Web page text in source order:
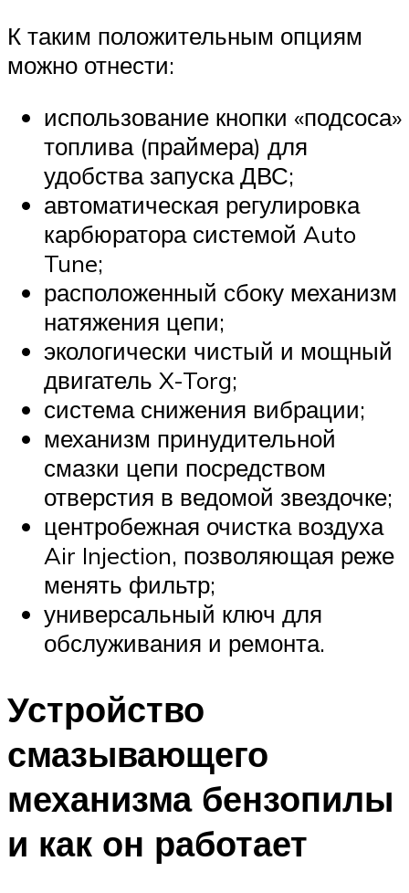
К таким положительным опциям
можно отнести:
использование кнопки «подсоса»
топлива (праймера) для
удобства запуска ДВС;
автоматическая регулировка
карбюратора системой Auto
Tune;
расположенный сбоку механизм
натяжения цепи;
экологически чистый и мощный
двигатель X-Torg;
система снижения вибрации;
механизм принудительной
смазки цепи посредством
отверстия в ведомой звездочке;
центробежная очистка воздуха
Air Injection, позволяющая реже
менять фильтр;
универсальный ключ для
обслуживания и ремонта.
Устройство
смазывающего
механизма бензопилы
и как он работает